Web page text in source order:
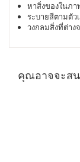
หาสิ่งของในภา
ระบายสีตามตัว
วงกลมสิ่งที่ต่าง
คุณอาจจะส